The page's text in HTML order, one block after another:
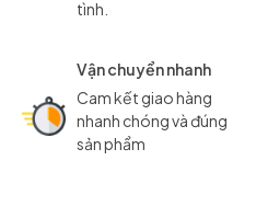
tình.
Vận chuyển nhanh
Cam kết giao hàng
nhanh chóng và đúng
sản phẩm